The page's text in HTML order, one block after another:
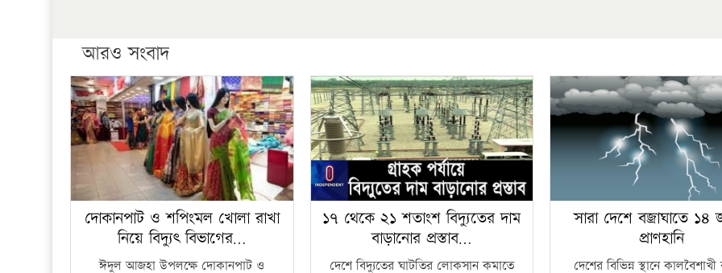
আরও সংবাদ
দোকানপাট ও শপিংমল খোলা রাখা
নিয়ে বিদ্যুৎ বিভাগের…
ঈদুল আজহা উপলক্ষে দোকানপাট ও
১৭ থেকে ২১ শতাংশ বিদ্যুতের দাম
বাড়ানোর প্রস্তাব…
দেশে বিদ্যুতের ঘাটতির লোকসান কমাতে
সারা দেশে বজ্রাঘাতে ১৪
প্রাণহানি
দেশের বিভিন্ন স্থানে